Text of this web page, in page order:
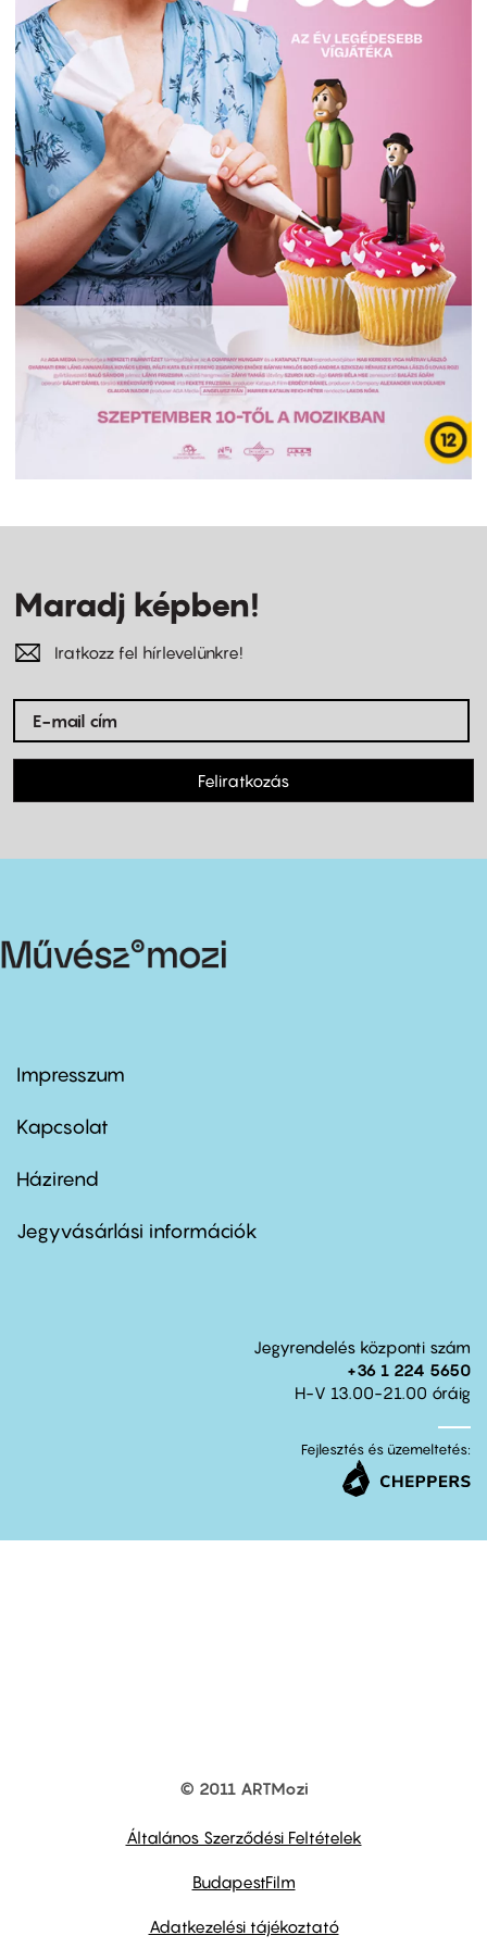
Maradj képben!
Iratkozz fel hírlevelünkre!
Feliratkozás
Footer
first
Impresszum
Kapcsolat
Footer
second
Házirend
Jegyvásárlási információk
Jegyrendelés központi szám
+36 1 224 5650
H-V 13.00-21.00 óráig
Fejlesztés és üzemeltetés:
© 2011 ARTMozi
Általános Szerződési Feltételek
BudapestFilm
Adatkezelési tájékoztató